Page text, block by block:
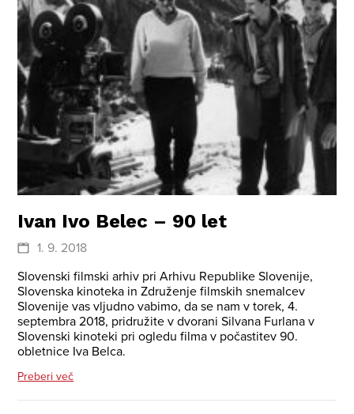
Ivan Ivo Belec – 90 let
1. 9. 2018
Slovenski filmski arhiv pri Arhivu Republike Slovenije,
Slovenska kinoteka in Združenje filmskih snemalcev
Slovenije vas vljudno vabimo, da se nam v torek, 4.
septembra 2018, pridružite v dvorani Silvana Furlana v
Slovenski kinoteki pri ogledu filma v počastitev 90.
obletnice Iva Belca.
Preberi več